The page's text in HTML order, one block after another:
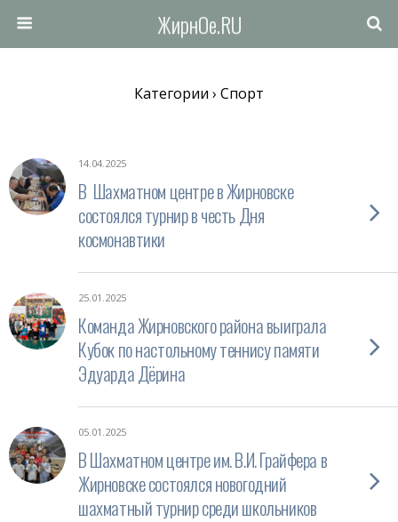
ЖирнОе.RU
Категории › Спорт
14.04.2025
В Шахматном центре в Жирновске
состоялся турнир в честь Дня
космонавтики
25.01.2025
Команда Жирновского района выиграла
Кубок по настольному теннису памяти
Эдуарда Дёрина
05.01.2025
В Шахматном центре им. В.И. Грайфера в
Жирновске состоялся новогодний
шахматный турнир среди школьников